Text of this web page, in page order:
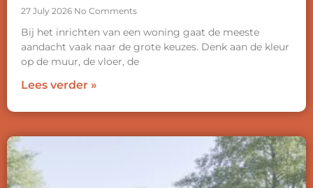
27 July 2026 No Comments
Bij het inrichten van een woning gaat de meeste
aandacht vaak naar de grote keuzes. Denk aan de kleur
op de muur, de vloer, de
Lees verder »